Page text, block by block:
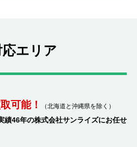
応エリア
可能！ （北海道と沖縄県を除く）
績46年の株式会社サンライズにお任せ